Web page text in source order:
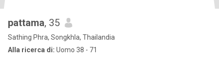
pattama, 35
Sathing Phra, Songkhla, Thailandia
Alla ricerca di: Uomo 38 - 71